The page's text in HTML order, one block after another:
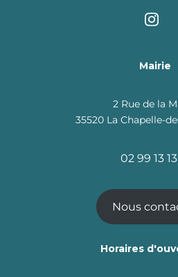
Mairie
2 Rue de la
35520 La Chapelle-
02 99 13 13
Nous
Horaires